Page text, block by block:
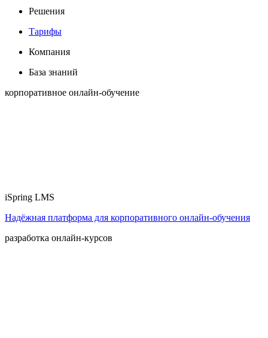
Решения
Тарифы
Компания
База знаний
корпоративное онлайн-обучение
iSpring LMS
Надёжная платформа для корпоративного онлайн‑обучения
разработка онлайн-курсов